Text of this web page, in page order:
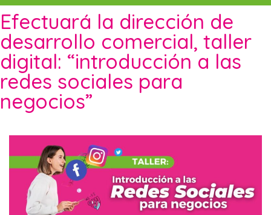
Efectuará la dirección de
desarrollo comercial, taller
digital: “introducción a las
redes sociales para
negocios”